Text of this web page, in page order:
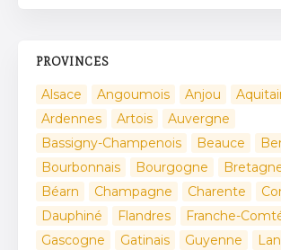
PROVINCES
Alsace Angoumois Anjou
Ardennes
Artois
Auvergne
Bassigny-Champenois
Beauce
Bourbonnais
Bourgogne
Béarn
Champagne Charente
Dauphiné
Flandres
Franche-
Gascogne
Gatinais Guyenne